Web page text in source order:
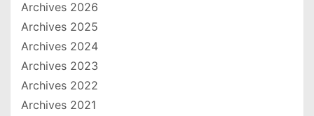
Archives 2026
Archives 2025
Archives 2024
Archives 2023
Archives 2022
Archives 2021